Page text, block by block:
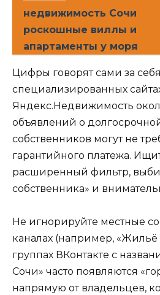
недвижимость Сочи
роскошные виллы и
апартаменты у моря
Цифры говорят сами за
специализированных
Яндекс.Недвижимость
объявлений о
собственников могут не
гарантийного платежа.
расширенный фильтр,
собственника» и
Не игнорируйте местные
каналах (например,
группах ВКонтакте с
Сочи» часто появляются
напрямую от владельцев,